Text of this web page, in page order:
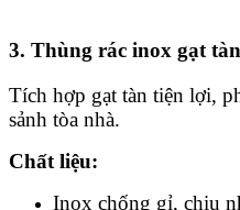
3. Thùng rác inox gạt
Tích hợp gạt tàn tiện lợi,
sảnh tòa nhà.
Chất liệu:
Inox chống gỉ, chịu